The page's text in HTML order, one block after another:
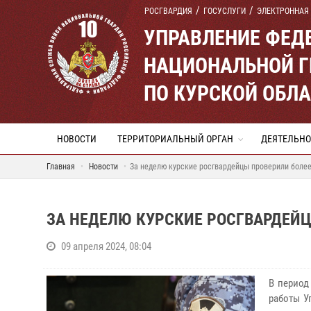
РОСГВАРДИЯ ГОСУСЛУГИ
УПРАВЛЕНИЕ
НАЦИОНАЛЬНОЙ
ПО КУРСКОЙ
НОВОСТИ ТЕРРИТОРИАЛЬНЫЙ ОРГАН
Главная Новости За неделю курские росгвардейцы проверили
ЗА НЕДЕЛЮ КУРСКИЕ
09 апреля 2024, 08:04
В
работы